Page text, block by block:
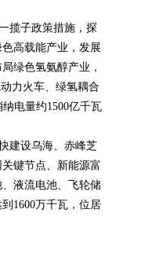
揽子政策措施，探
高载能产业，发展
绿色氢氨醇产业，
力火车、绿氢耦合
电量约1500亿千瓦
建设乌海、赤峰芝
键节点、新能源富
液流电池、飞轮储
1600万千瓦，位居